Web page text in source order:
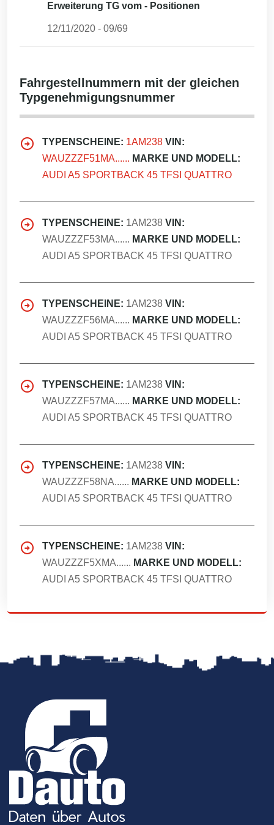
Erweiterung TG vom - Positionen
12/11/2020 - 09/69
Fahrgestellnummern mit der gleichen
Typgenehmigungsnummer
TYPENSCHEINE: 1AM238 VIN:
WAUZZZF51MA...... MARKE UND MODELL:
AUDI A5 SPORTBACK 45 TFSI QUATTRO
TYPENSCHEINE: 1AM238 VIN:
WAUZZZF53MA...... MARKE UND MODELL:
AUDI A5 SPORTBACK 45 TFSI QUATTRO
TYPENSCHEINE: 1AM238 VIN:
WAUZZZF56MA...... MARKE UND MODELL:
AUDI A5 SPORTBACK 45 TFSI QUATTRO
TYPENSCHEINE: 1AM238 VIN:
WAUZZZF57MA...... MARKE UND MODELL:
AUDI A5 SPORTBACK 45 TFSI QUATTRO
TYPENSCHEINE: 1AM238 VIN:
WAUZZZF58NA...... MARKE UND MODELL:
AUDI A5 SPORTBACK 45 TFSI QUATTRO
TYPENSCHEINE: 1AM238 VIN:
WAUZZZF5XMA...... MARKE UND MODELL:
AUDI A5 SPORTBACK 45 TFSI QUATTRO